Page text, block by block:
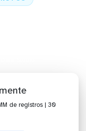
de registros | 30